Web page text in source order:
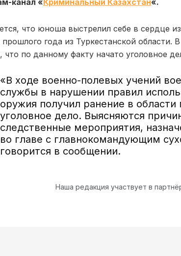
что юноша выстрелил себе в сердце
прошлого года из Туркестанской области.
что по данному факту начато уголовное
«В ходе военно-полевых учений
службы в нарушении правил
оружия получил ранение в
уголовное дело. Выясняются
следственные мероприятия,
во главе с главнокомандующим
говорится в сообщении.
Наша редакция участвует в